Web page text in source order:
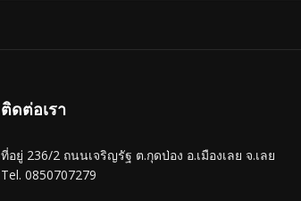
ติดต่อเรา
ที่อยู่ 236/2 ถนนเจริญรัฐ ต.กุดป่อง อ.เมืองเลย จ.เลย
Tel. 0850707279